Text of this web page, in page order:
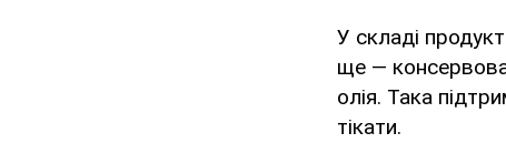
У складі
ще —
олія. Така
тікати.